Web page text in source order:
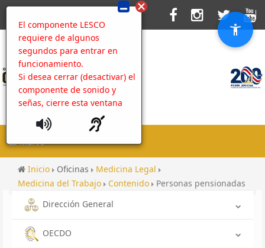
El componente LESCO
requiere de algunos
segundos para entrar en
funcionamiento.
Si desea cerrar (desactivar) el
componente de sonido y
señas, cierre esta ventana
MENU
Inicio Oficinas
Medicina Legal
Medicina del Trabajo
Contenido
Personas pensionadas
Dirección General
OECDO